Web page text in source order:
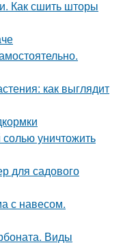
Как сшить шторы
как выглядит
уничтожить
для садового
с навесом.
Виды